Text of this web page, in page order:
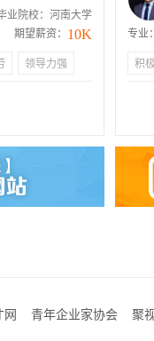
业院校：河南大学
期望薪资： 10K
领导力强
专业
积
网 青年企业家协会 聚